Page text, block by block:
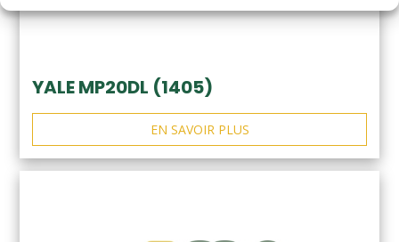
YALE MP20DL (1405)
EN SAVOIR PLUS